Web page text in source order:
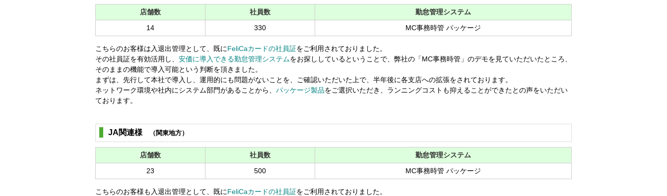
店舗数 社員数
勤怠管理システム
14
330 MC事務時管 パッケージ
こちらのお客様は入退出管理として、既にFeliCaカードの社員証をご利用されておりました。
その社員証を有効活用し、 安価に導入できる勤怠管理システムをお探ししているということで、弊社の「MC事務時管」のデモを見ていただいたところ、
そのままの機能で導入可能という判断を頂きました。
まずは、先行して本社で導入し、運用的にも問題がないことを、ご確認いただいた上で、半年後に各支店への拡張をされております。
ネットワーク環境や社内にシステム部門があることから、 パッケージ製品をご選択いただき、ランニングコストも抑えることができたとの声をいただい
ております。
JA関連様 （関東地方）
店舗数 社員数
勤怠管理システム
23
500 MC事務時管 パッケージ
こちらのお客様も入退出管理として、既にFeliCaカードの社員証をご利用されておりました。